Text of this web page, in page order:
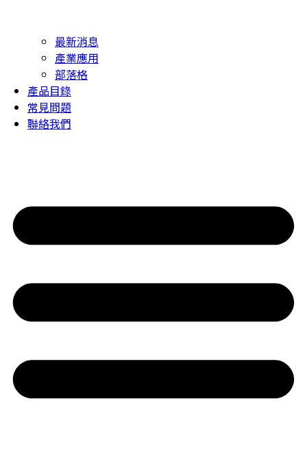
最新消息
產業應用
部落格
產品目錄
常見問題
聯絡我們